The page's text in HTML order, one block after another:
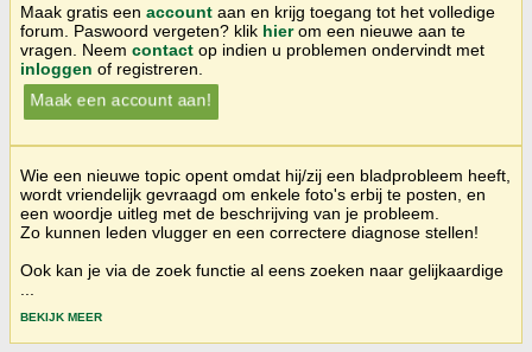
Maak gratis een account aan en krijg toegang tot het volledige
forum. Paswoord vergeten? klik hierom een nieuwe aan te
vragen. Neem contact op indien u problemen ondervindt met
inloggen of registreren.
Maak een account aan!
Wie een nieuwe topic opent omdat hij/zij een bladprobleem heeft,
wordt vriendelijk gevraagd om enkele foto's erbij te posten, en
een woordje uitleg met de beschrijving van je probleem.
Zo kunnen leden vlugger en een correctere diagnose stellen!
Ook kan je via de zoek functie al eens zoeken naar gelijkaardige
BEKIJK MEER